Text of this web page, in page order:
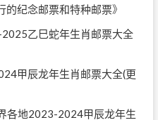
的纪念邮票和特种邮票》
乙巳蛇年生肖邮票大全
甲辰龙年生肖邮票大全(更
各地2023-2024甲辰龙年生